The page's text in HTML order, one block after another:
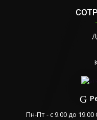
Пн-Пт - с 9.00 до